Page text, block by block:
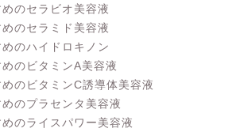
のセラビオ美容液
のセラミド美容液
のハイドロキノン
のビタミンA美容液
のビタミンC誘導体美容液
のプラセンタ美容液
のライスパワー美容液